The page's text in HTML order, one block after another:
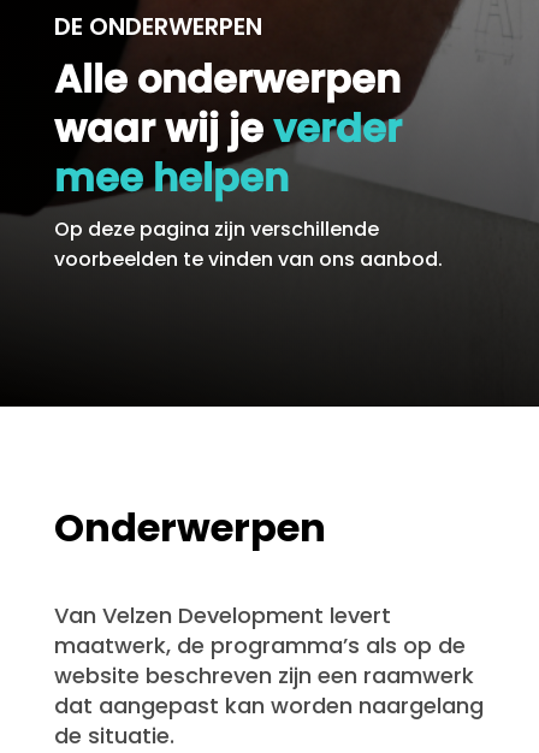
DE ONDERWERPEN
Alle onderwerpen
waar wij jeverder
mee helpen
Op deze pagina zijn verschillende
voorbeelden te vinden van ons aanbod.
Onderwerpen
Van Velzen Development levert
maatwerk, de programma’s als op de
website beschreven zijn een raamwerk
dat aangepast kan worden naargelang
de situatie.